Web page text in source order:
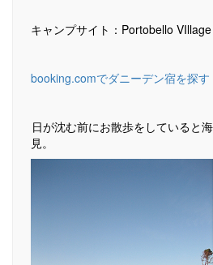
キャンプサイト：Portobello
booking.comでダニーデン宿を探す
日が沈む前にお散歩をしていると
見。